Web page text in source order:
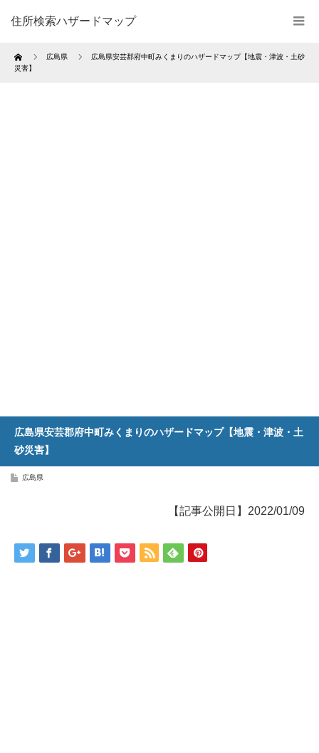
住所検索ハザードマップ
Home 広島県
広島県安芸郡府中町みくまりのハザードマップ【地震・津波・土砂
災害】
広島県安芸郡府中町みくまりのハザードマップ【地震・津波・土
砂災害】
広島県
【記事公開日】2022/01/09